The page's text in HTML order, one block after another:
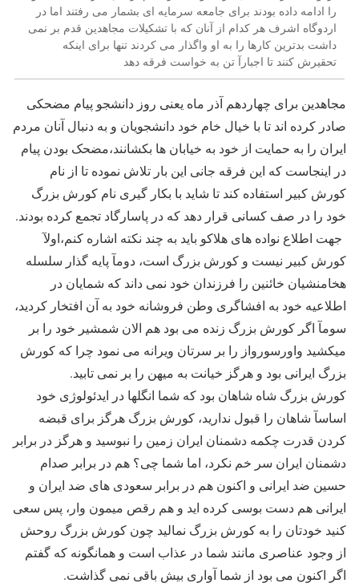
را ادامه داده بودند برای جامعه سرمایه ای بشمار می رفتند اما در
اردوگاه اشرف هر کدام از آنان که با تشکیلات مجاهدین قدم بر نمی
داشت بدترین کارها را به او واگذار می کردند تنها برای اینکه
تحقیرش کنند تا اجبارآ تن به خواست فرقه دهد
مجاهدین برای چهاردهم آذر ماه یعنی روز دانشجو پیام مضحکی
صادر کرده اند تا با خیال خام خود دانشجویان و به دنبال آنان مردم
ایران را به حمایت از خود به خیابان ها بکشانند،مضحک بودن پیام
در اینجاست که این فرقه جانی این بار تلاش نموده تا از نام
کورش کبیر استفاده کند تا شاید با بکار گیری نام کورش بزرگ
خود را در صف کسانی قرار دهد که در پاسارگاد تجمع کرده بودند.
جهت اطلاع نواده های هلاکو باید به چند نکته اشاره کنم،اولآ
کورش کبیر نیست و کورش بزرگ است، دومآ پایه گذار سلسله
هخامنشیان خائنین را فرزندان خود نمی داند که شمایان در
اطلاعیه خود به افشاگری وطن فروشانه خود به آن افتخار کردید،
سومآ اگر کورش بزرگ زنده می بود هم الان شمشیر خود را بر
میکشید واورسورواز را بر سرتان ویرانه می نمود چرا که کورش
بزرگ ایرانی بود و هرگز خیانت به میهن را بر نمی تابید.
کورش بزرگ شاه شاهان بود که شما انگلها در ایدئولوژی خود
اساسآ شاهان را قبول ندارید، کورش بزرگ هرگز برای قبضه
کردن قدرت چکمه دشمنان ایران زمین را نبوسید و هرگز در برابر
دشمنان ایران سر خم نکرد، اما شما چی؟ هم در برابر صدام
حسین ضد ایرانی و اکنون هم در برابر سعودی های ضد ایران و
ایرانی هم دست بوسی کرده اید و هم رقص میمون وار، پس سعی
کنید خودتان را به کورش بزرگ نمالید چون کورش بزرگ روحش
از وجود عناصری مانند شما در عذاب است و همانگونه که گفتم
اگر اکنون می بود از شما آواری بیش باقی نمی گذاشت.